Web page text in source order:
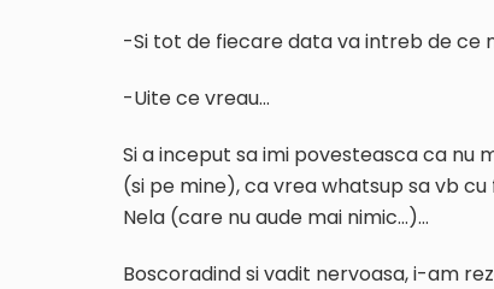
-Si tot de fiecare data va intreb de ce
-Uite ce vreau…
Si a inceput sa imi povesteasca ca nu
(si pe mine), ca vrea whatsup sa vb
Nela (care nu aude mai nimic…)…
Boscoradind si vadit nervoasa, i-am